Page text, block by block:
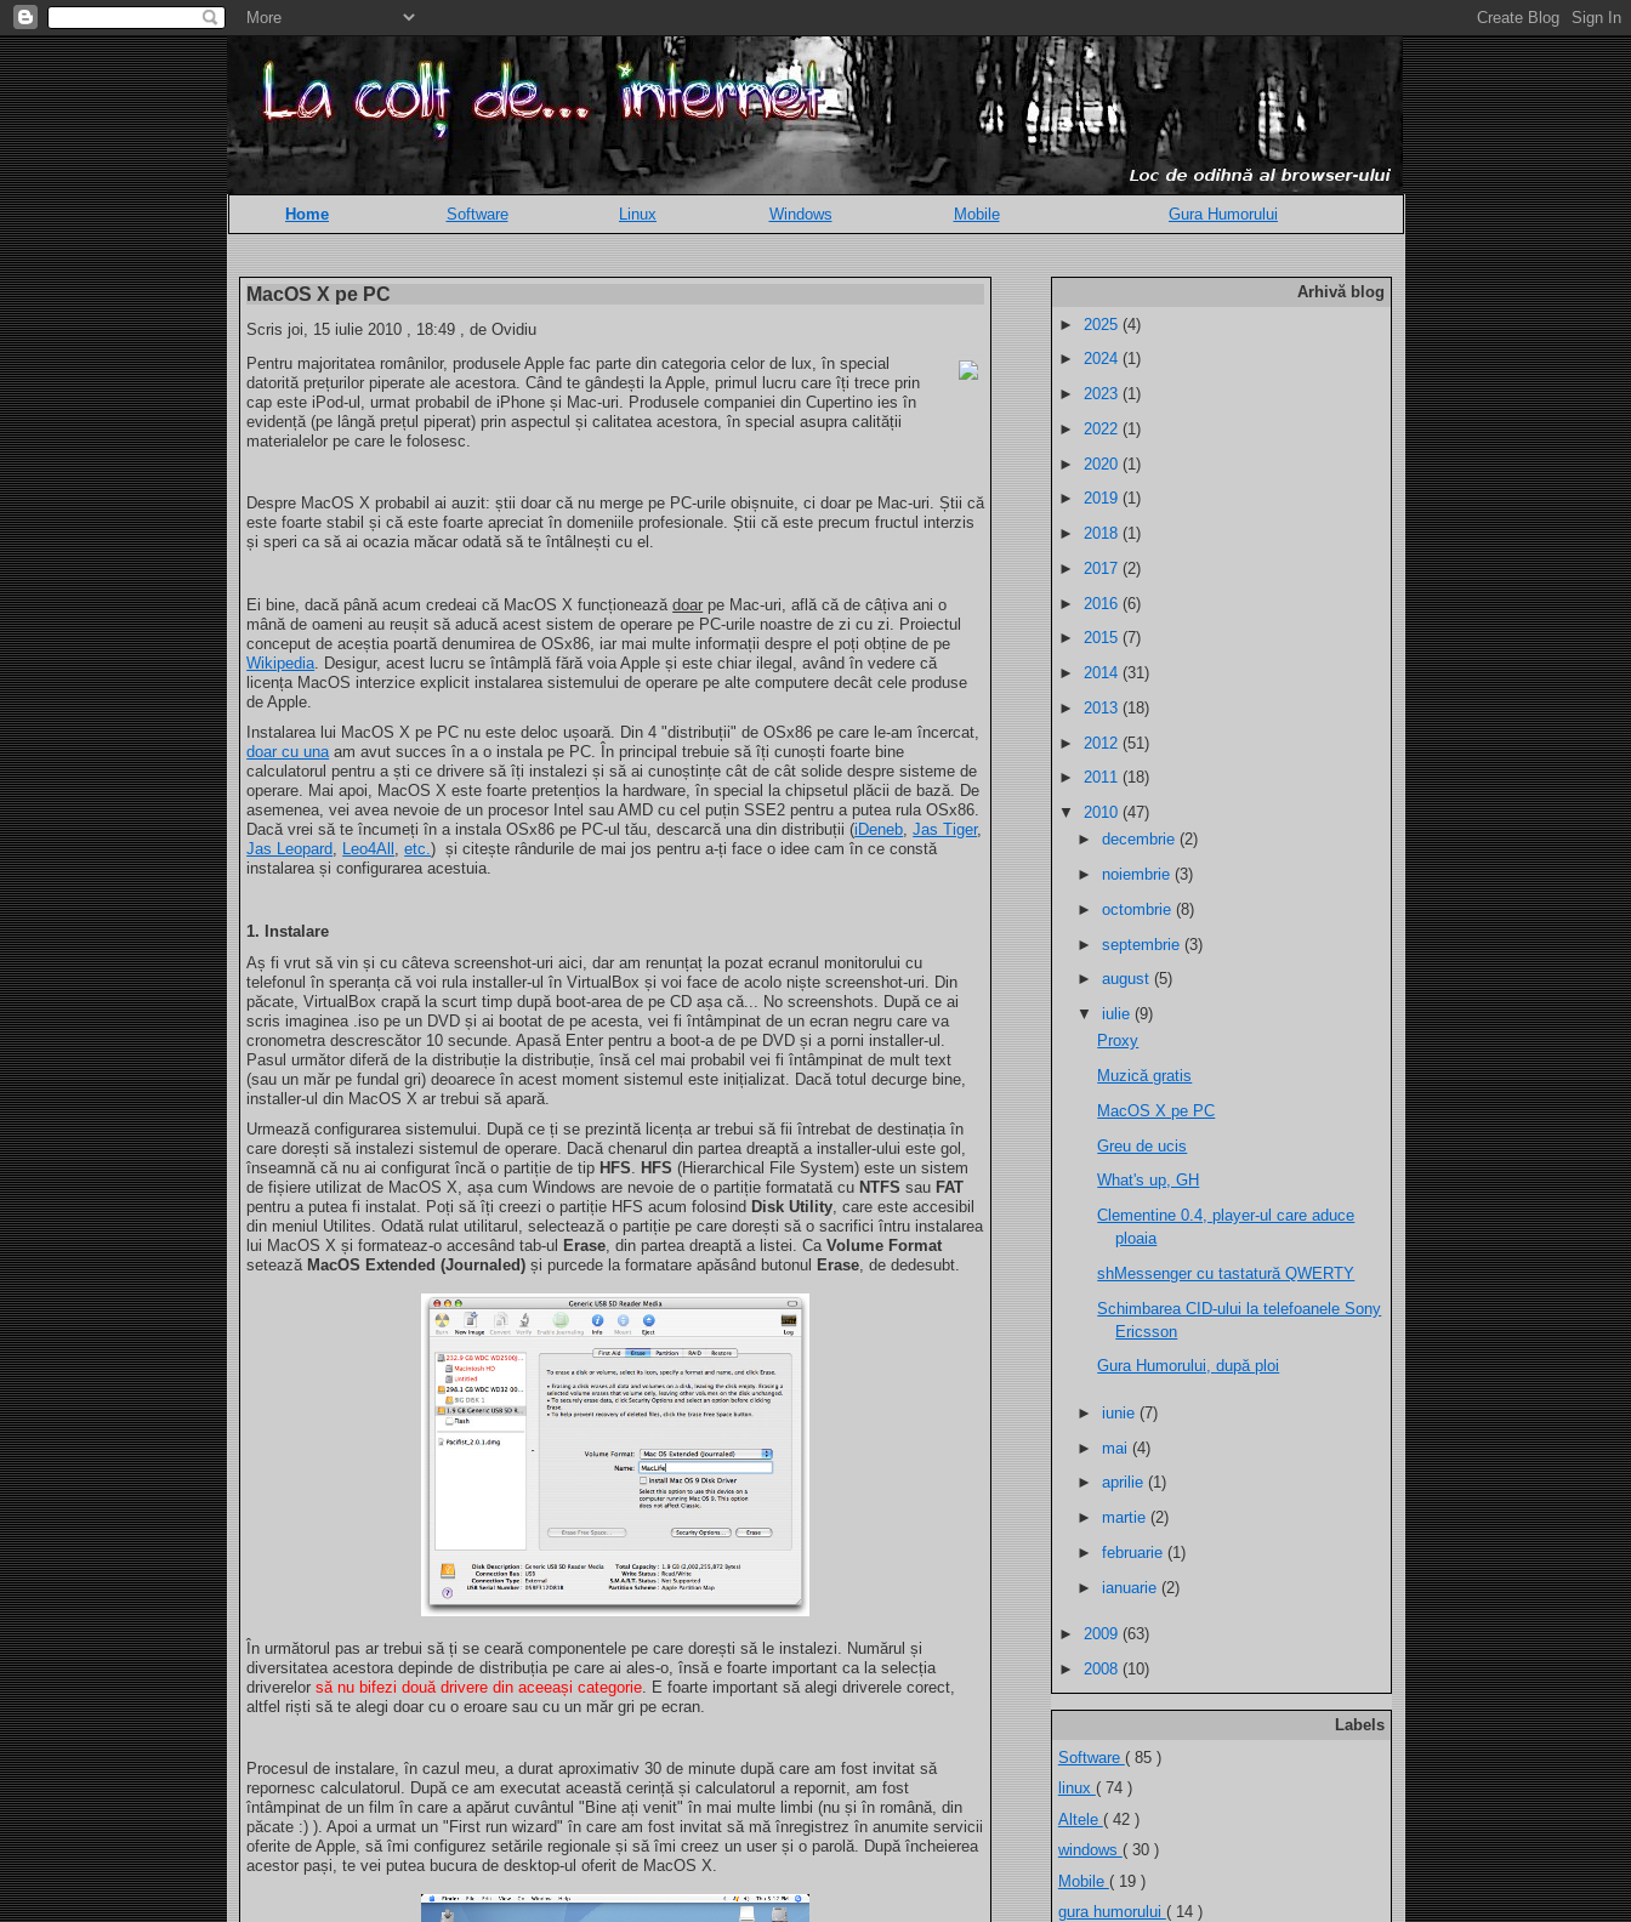
Home Software Linux Windows Mobile Gura Humorului
MacOS X pe PC
Scris joi, 15 iulie 2010 , 18:49 , de Ovidiu
Pentru majoritatea românilor, produsele Apple fac parte din categoria celor de lux, în special
datorită prețurilor piperate ale acestora. Când te gândești la Apple, primul lucru care îți trece prin
cap este iPod-ul, urmat probabil de iPhone și Mac-uri. Produsele companiei din Cupertino ies în
evidență (pe lângă prețul piperat) prin aspectul și calitatea acestora, în special asupra calității
materialelor pe care le folosesc.
Despre MacOS X probabil ai auzit: știi doar că nu merge pe PC-urile obișnuite, ci doar pe Mac-uri. Știi că
este foarte stabil și că este foarte apreciat în domeniile profesionale. Știi că este precum fructul interzis
și speri ca să ai ocazia măcar odată să te întâlnești cu el.
Ei bine, dacă până acum credeai că MacOS X funcționeazădoar pe Mac-uri, află că de câțiva ani o
mână de oameni au reușit să aducă acest sistem de operare pe PC-urile noastre de zi cu zi. Proiectul
conceput de aceștia poartă denumirea de OSx86, iar mai multe informații despre el poți obține de pe
Wikipedia . Desigur, acest lucru se întâmplă fără voia Apple și este chiar ilegal, având în vedere că
licența MacOS interzice explicit instalarea sistemului de operare pe alte computere decât cele produse
de Apple.
Instalarea lui MacOS X pe PC nu este deloc ușoară. Din 4 "distribuții" de OSx86 pe care le-am încercat,
doar cu unaam avut succes în a o instala pe PC. În principal trebuie să îți cunoști foarte bine
calculatorul pentru a ști ce drivere să îți instalezi și să ai cunoștințe cât de cât solide despre sisteme de
operare. Mai apoi, MacOS X este foarte pretențios la hardware, în special la chipsetul plăcii de bază. De
asemenea, vei avea nevoie de un procesor Intel sau AMD cu cel puțin SSE2 pentru a putea rula OSx86.
Dacă vrei să te încumeți în a instala OSx86 pe PC-ul tău, descarcă una din distribuții (iDeneb,Jas Tiger,
Jas Leopard, Leo4All ,etc.) și citește rândurile de mai jos pentru a-ți face o idee cam în ce constă
instalarea și configurarea acestuia.
1. Instalare
Aș fi vrut să vin și cu câteva screenshot-uri aici, dar am renunțaț la pozat ecranul monitorului cu
telefonul în speranța că voi rula installer-ul în VirtualBox și voi face de acolo niște screenshot-uri. Din
păcate, VirtualBox crapă la scurt timp după boot-area de pe CD așa că... No screenshots. După ce ai
scris imaginea .iso pe un DVD și ai bootat de pe acesta, vei fi întâmpinat de un ecran negru care va
cronometra descrescător 10 secunde. Apasă Enter pentru a boot-a de pe DVD și a porni installer-ul.
Pasul următor diferă de la distribuție la distribuție, însă cel mai probabil vei fi întâmpinat de mult text
(sau un măr pe fundal gri) deoarece în acest moment sistemul este inițializat. Dacă totul decurge bine,
installer-ul din MacOS X ar trebui să apară.
Urmează configurarea sistemului. După ce ți se prezintă licența ar trebui să fii întrebat de destinația în
care dorești să instalezi sistemul de operare. Dacă chenarul din partea dreaptă a installer-ului este gol,
înseamnă că nu ai configurat încă o partiție de tip HFS. HFS (Hierarchical File System) este un sistem
de fișiere utilizat de MacOS X, așa cum Windows are nevoie de o partiție formatată cu NTFS sau FAT
pentru a putea fi instalat. Poți să îți creezi o partiție HFS acum folosind Disk Utility, care este accesibil
din meniul Utilites. Odată rulat utilitarul, selectează o partiție pe care dorești să o sacrifici întru instalarea
lui MacOS X și formateaz-o accesând tab-ul Erase, din partea dreaptă a listei. CaVolume Format
setează MacOS Extended (Journaled) și purcede la formatare apăsând butonul Erase, de dedesubt.
În următorul pas ar trebui să ți se ceară componentele pe care dorești să le instalezi. Numărul și
diversitatea acestora depinde de distribuția pe care ai ales-o, însă e foarte important ca la selecția
driverelorsă nu bifezi două drivere din aceeași categorie . E foarte important să alegi driverele corect,
altfel riști să te alegi doar cu o eroare sau cu un măr gri pe ecran.
Procesul de instalare, în cazul meu, a durat aproximativ 30 de minute după care am fost invitat să
repornesc calculatorul. După ce am executat această cerință și calculatorul a repornit, am fost
întâmpinat de un film în care a apărut cuvântul "Bine ați venit" în mai multe limbi (nu și în română, din
păcate :) ). Apoi a urmat un "First run wizard" în care am fost invitat să mă înregistrez în anumite servicii
oferite de Apple, să îmi configurez setările regionale și să îmi creez un user și o parolă. După încheierea
acestor pași, te vei putea bucura de desktop-ul oferit de MacOS X.
Arhivă blog
► 2025 (4)
► 2024 (1)
► 2023 (1)
► 2022 (1)
► 2020 (1)
► 2019 (1)
► 2018 (1)
► 2017 (2)
► 2016 (6)
► 2015 (7)
► 2014 (31)
► 2013 (18)
► 2012 (51)
► 2011 (18)
▼ 2010 (47)
►decembrie(2)
►noiembrie(3)
►octombrie(8)
►septembrie(3)
►august(5)
▼iulie(9)
Proxy
Muzică gratis
MacOS X pe PC
Greu de ucis
What's up, GH
Clementine 0.4, player-ul care aduce
ploaia
shMessenger cu tastatură QWERTY
Schimbarea CID-ului la telefoanele Sony
Ericsson
Gura Humorului, după ploi
►iunie(7)
►mai(4)
►aprilie(1)
►martie(2)
►februarie(1)
►ianuarie(2)
► 2009 (63)
► 2008 (10)
Labels
Software ( 85 )
linux ( 74 )
Altele ( 42 )
windows ( 30 )
Mobile ( 19 )
gura humorului ( 14 )